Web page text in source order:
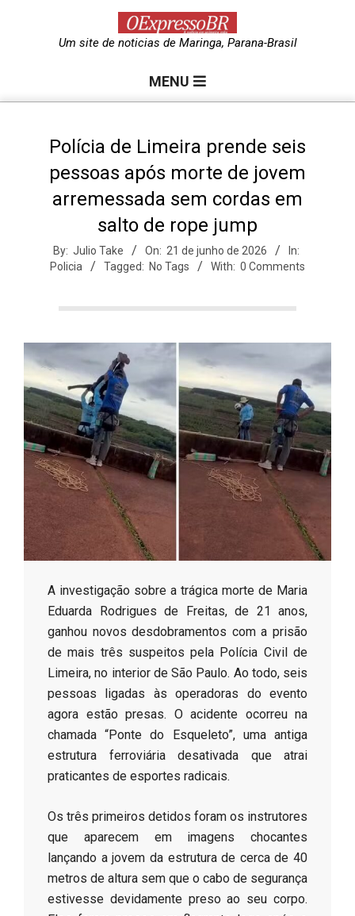
e
s
s
o
B
r
Um site de noticias de Maringa, Parana-Brasil
MENU
Polícia de Limeira prende seis
pessoas após morte de jovem
arremessada sem cordas em
salto de rope jump
By: Julio Take On: 21 de junho de 2026
In:
Policia
Tagged: No Tags With: 0 Comments
​A investigação sobre a trágica morte de Maria
Eduarda Rodrigues de Freitas, de 21 anos,
ganhou novos desdobramentos com a prisão
de mais três suspeitos pela Polícia Civil de
Limeira, no interior de São Paulo. Ao todo, seis
pessoas ligadas às operadoras do evento
agora estão presas. O acidente ocorreu na
chamada “Ponte do Esqueleto”, uma antiga
estrutura ferroviária desativada que atrai
praticantes de esportes radicais.
​Os três primeiros detidos foram os instrutores
que aparecem em imagens chocantes
lançando a jovem da estrutura de cerca de 40
metros de altura sem que o cabo de segurança
estivesse devidamente preso ao seu corpo.